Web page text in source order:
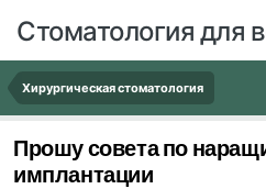
Стоматология для
Хирургическая стоматология
Прошу совета по
имплантации